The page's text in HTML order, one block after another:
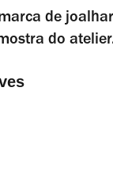
de
do